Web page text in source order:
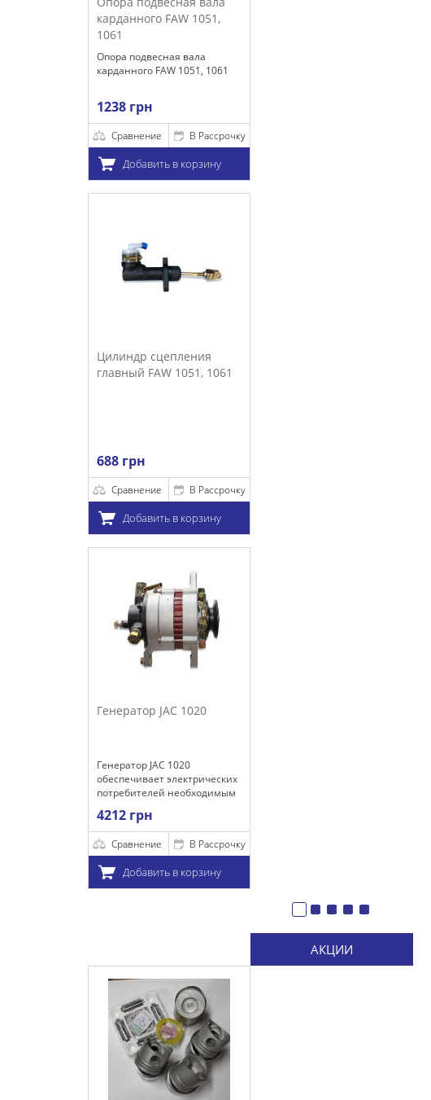
карданного FAW 1051,
Опора подвесная вала
карданного FAW 1051, 1061
В Рассрочку
Добавить в корзину
Цилиндр сцепления
главный FAW 1051, 1061
В Рассрочку
Добавить в корзину
Генератор JAC 1020
обеспечивает электрических
потребителей необходимым
стабильной их работы, а
также зарядки акумулятора.
В Рассрочку
Добавить в корзину
АКЦИИ